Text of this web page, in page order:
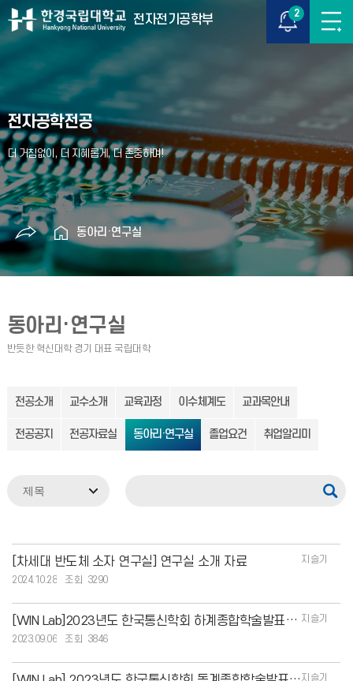
전자전기공학부 2
전자공학전공
동아리·연구실
동아리·연구실
전공소개 교수소개 교육과정 이수체계도 교과목안내
전공공지 전공자료실 동아리·연구실 졸업요건 취업알리미
[차세대 반도체 소자 연구실] 연구실 소개 자료
지슬기
2024.10.28
3290
[WIN Lab]2023년도 한국통신학회 하계종합학술발표회 아이디어경진대회 수상 지슬기
2023.09.06
3846
지슬기